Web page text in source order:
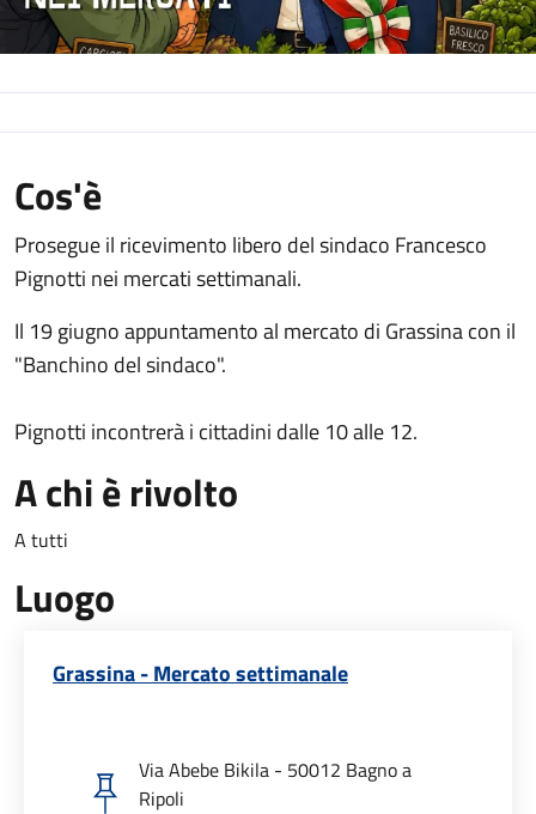
Cos'è
Prosegue il ricevimento libero del sindaco Francesco
Pignotti nei mercati settimanali.
Il 19 giugno appuntamento al mercato di Grassina con il
"Banchino del sindaco".
Pignotti incontrerà i cittadini dalle 10 alle 12.
A chi è rivolto
A tutti
Luogo
Grassina - Mercato settimanale
Via Abebe Bikila - 50012 Bagno a
Ripoli